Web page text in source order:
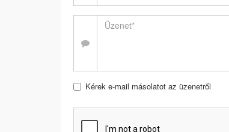
Kérek e-mail másolatot az üzenetről